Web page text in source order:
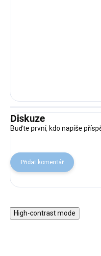
Diskuze
Buďte první, kdo napíše
Přidat komentář
High-contrast mode